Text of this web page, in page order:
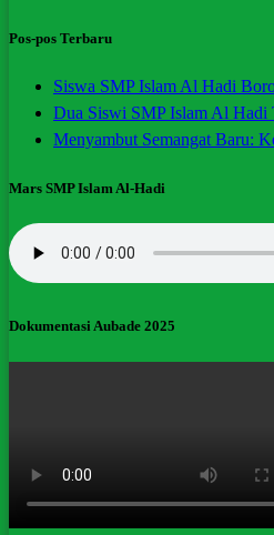
Pos-pos Terbaru
Siswa SMP Islam Al Hadi
Dua Siswi SMP Islam Al Hadi
Menyambut Semangat Baru:
Mars SMP Islam Al-Hadi
Dokumentasi Aubade 2025